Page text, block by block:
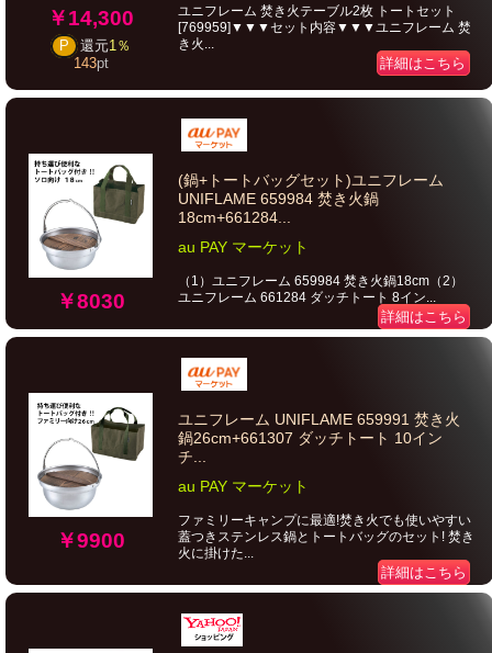
￥14,300
P 還元1％
143pt
ユニフレーム 焚き火テーブル2枚 トートセット
[769959]▼▼▼セット内容▼▼▼ユニフレーム 焚
き火...
詳細はこちら
￥8030
(鍋+トートバッグセット)ユニフレーム
UNIFLAME 659984 焚き火鍋
18cm+661284...
au PAY マーケット
（1）ユニフレーム 659984 焚き火鍋18cm（2）
ユニフレーム 661284 ダッチトート 8イン...
詳細はこちら
￥9900
ユニフレーム UNIFLAME 659991 焚き火
鍋26cm+661307 ダッチトート 10イン
チ...
au PAY マーケット
ファミリーキャンプに最適!焚き火でも使いやすい
蓋つきステンレス鍋とトートバッグのセット! 焚き
火に掛けた...
詳細はこちら